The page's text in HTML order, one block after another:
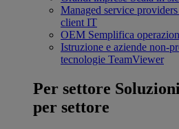
Managed service providers
client IT
OEM Semplifica
Istruzione e aziende non-
tecnologie TeamViewer
Per settore
per settore